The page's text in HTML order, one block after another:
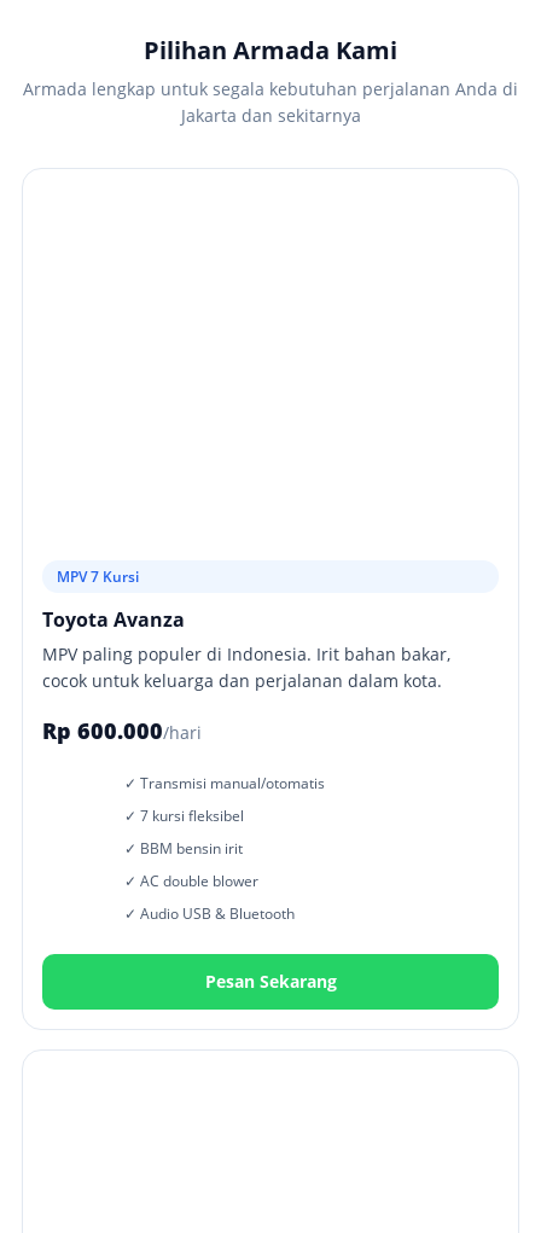
Pilihan Armada Kami
Armada lengkap untuk segala kebutuhan perjalanan Anda di
Jakarta dan sekitarnya
MPV 7 Kursi
Toyota Avanza
MPV paling populer di Indonesia. Irit bahan bakar,
cocok untuk keluarga dan perjalanan dalam kota.
Rp 600.000/hari
✓ Transmisi manual/otomatis
✓ 7 kursi fleksibel
✓ BBM bensin irit
✓ AC double blower
✓ Audio USB & Bluetooth
Pesan Sekarang